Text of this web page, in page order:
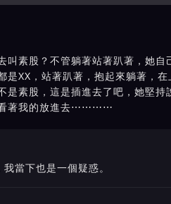
叫素股？不管躺著站著趴著，她自
是XX，站著趴著，抱起來躺著，在
是素股，這是插進去了吧，她堅持
著我的放進去⋯⋯⋯⋯
當下也是一個疑惑。